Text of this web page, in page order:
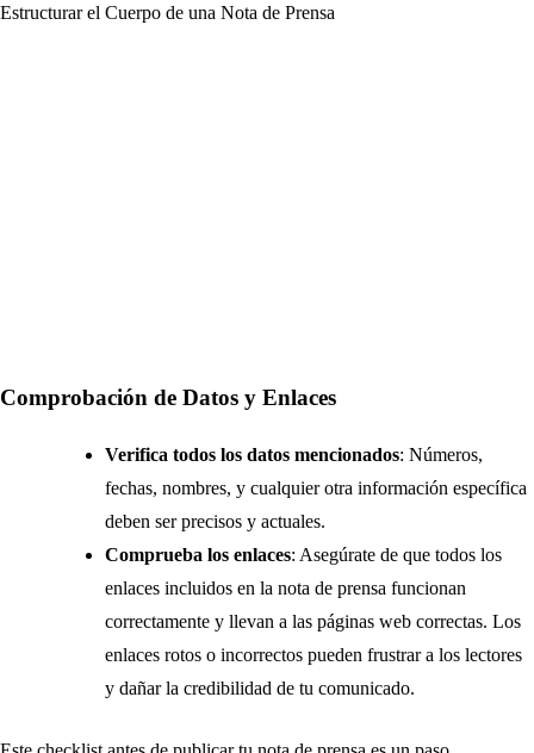
Estructurar el Cuerpo de una Nota de Prensa
Comprobación de Datos y Enlaces
Verifica todos los datos mencionados: Números,
fechas, nombres, y cualquier otra información específica
deben ser precisos y actuales.
Comprueba los enlaces: Asegúrate de que todos los
enlaces incluidos en la nota de prensa funcionan
correctamente y llevan a las páginas web correctas. Los
enlaces rotos o incorrectos pueden frustrar a los lectores
y dañar la credibilidad de tu comunicado.